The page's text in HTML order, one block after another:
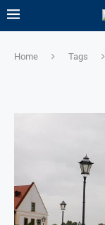
Home Tags